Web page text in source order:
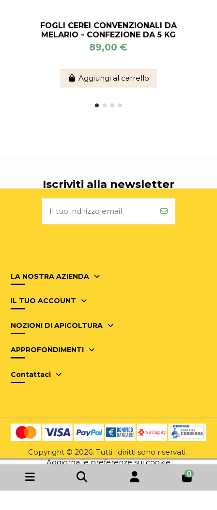
0
FOGLI CEREI CONVENZIONALI DA
MELARIO - CONFEZIONE DA 5 KG
89,00 €
Aggiungi al carrello
Iscriviti alla newsletter
LA NOSTRA AZIENDA
IL TUO ACCOUNT
NOZIONI DI APICOLTURA
APPROFONDIMENTI
Contattaci
Copyright © 2026. Tutti i diritti sono riservati.
Aggiorna le preferenze sui cookie